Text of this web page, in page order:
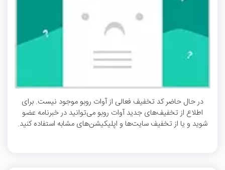
در حال حاضر کد تخفیف فعالی از آوات روبو موجود نیست. برای
اطلاع از تخفیف‌های جدید آوات روبو می‌توانید در خبرنامه عضو
شوید و یا از تخفیف سایت‌ها و اپلیکیشن‌های مشابه استفاده کنید.